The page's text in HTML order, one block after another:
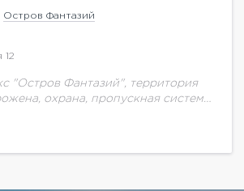
Остров Фантазий
12
"Остров Фантазий", территория
охрана, пропускная система.
Панорамное остекление,